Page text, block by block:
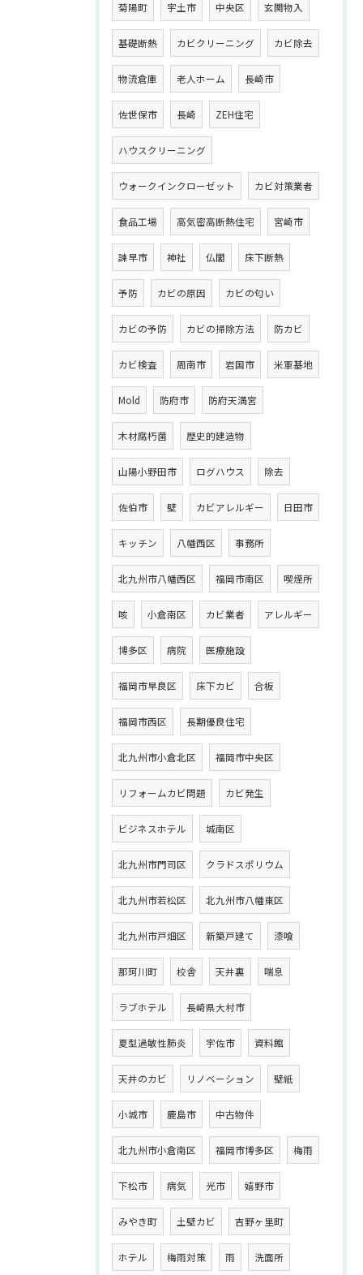
菊陽町 宇土市 中央区 玄関物入
基礎断熱 カビクリーニング カビ除去
物流倉庫 老人ホーム 長崎市
佐世保市 長崎 ZEH住宅
ハウスクリーニング
ウォークインクローゼット カビ対策業者
食品工場 高気密高断熱住宅 宮崎市
諫早市 神社 仏閣 床下断熱
予防 カビの原因 カビの匂い
カビの予防 カビの掃除方法 防カビ
カビ検査 周南市 岩国市 米軍基地
Mold 防府市 防府天満宮
木材腐朽菌 歴史的建造物
山陽小野田市 ログハウス 除去
佐伯市 壁 カビアレルギー 日田市
キッチン 八幡西区 事務所
北九州市八幡西区 福岡市南区 喫煙所
咳 小倉南区 カビ業者 アレルギー
博多区 病院 医療施設
福岡市早良区 床下カビ 合板
福岡市西区 長期優良住宅
北九州市小倉北区 福岡市中央区
リフォームカビ問題 カビ発生
ビジネスホテル 城南区
北九州市門司区 クラドスポリウム
北九州市若松区 北九州市八幡東区
北九州市戸畑区 新築戸建て 漆喰
那珂川町 校舎 天井裏 喘息
ラブホテル 長崎県大村市
夏型過敏性肺炎 宇佐市 資料館
天井のカビ リノベーション 壁紙
小城市 鹿島市 中古物件
北九州市小倉南区 福岡市博多区 梅雨
下松市 病気 光市 嬉野市
みやき町 土壁カビ 吉野ヶ里町
ホテル 梅雨対策 雨 洗面所